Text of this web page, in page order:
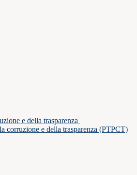
e della trasparenza
corruzione e della trasparenza (PTPCT)